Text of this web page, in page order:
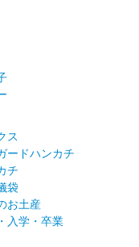
ス
ードハンカチ
チ
袋
お土産
入学・卒業